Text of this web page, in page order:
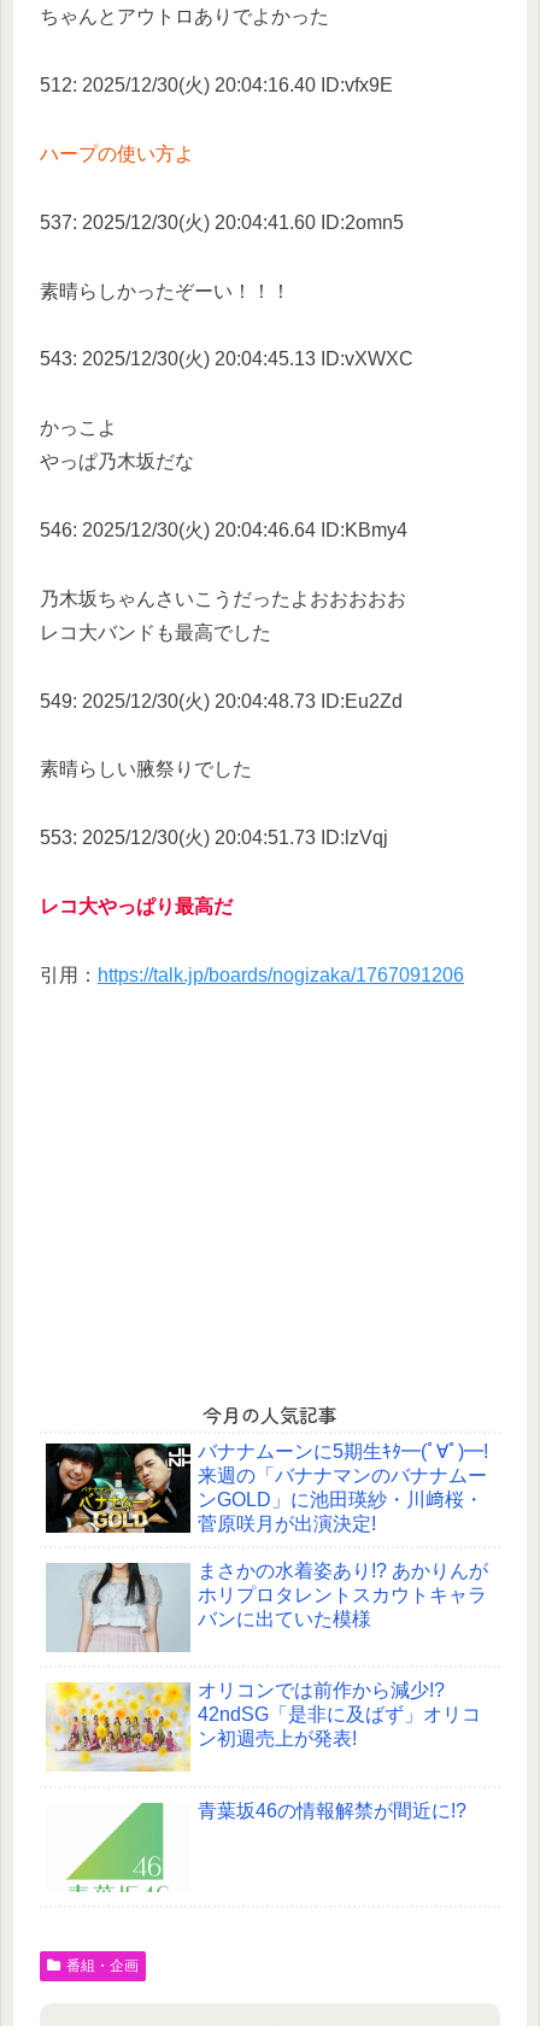
ちゃんとアウトロありでよかった
512: 2025/12/30(火) 20:04:16.40 ID:vfx9E
ハープの使い方よ
537: 2025/12/30(火) 20:04:41.60 ID:2omn5
素晴らしかったぞーい！！！
543: 2025/12/30(火) 20:04:45.13 ID:vXWXC
かっこよ
やっぱ乃木坂だな
546: 2025/12/30(火) 20:04:46.64 ID:KBmy4
乃木坂ちゃんさいこうだったよおおおおお
レコ大バンドも最高でした
549: 2025/12/30(火) 20:04:48.73 ID:Eu2Zd
素晴らしい腋祭りでした
553: 2025/12/30(火) 20:04:51.73 ID:lzVqj
レコ大やっぱり最高だ
引用： https://talk.jp/boards/nogizaka/1767091206
今月の人気記事
バナナムーンに5期生ｷﾀ━(ﾟ∀ﾟ)━!
来週の「バナナマンのバナナムー
ンGOLD」に池田瑛紗・川﨑桜・
菅原咲月が出演決定!
まさかの水着姿あり!? あかりんが
ホリプロタレントスカウトキャラ
バンに出ていた模様
オリコンでは前作から減少!?
42ndSG「是非に及ばず」オリコ
ン初週売上が発表!
青葉坂46の情報解禁が間近に!?
番組・企画